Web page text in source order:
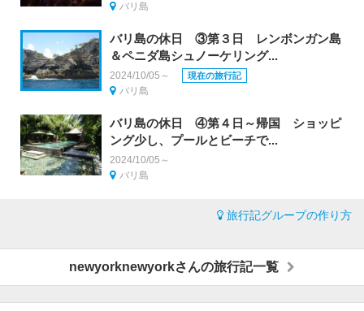
バリ島
バリ島の休日 ③第３日 レンボンガン島
＆ペニダ島シュノーケリング...
2024/10/05～ 現在の旅行記
バリ島
バリ島の休日 ④第４日～帰国 ショッピ
ング少し、プールとビーチで...
2024/10/05～
バリ島
旅行記グループの作り方
newyorknewyorkさんの旅行記一覧